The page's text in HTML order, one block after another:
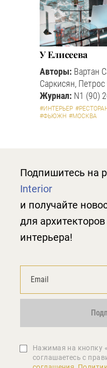
У Елисеева
Авторы: Вартан
Саркисян,
Журнал: N1 (90)
#ИНТЕРЬЕР
#ФЬЮЖН #МОСКВА
Подпишитесь на
Interior
и получайте
для
интерьера!
Нажимая на кнопку
соглашаетеcь с